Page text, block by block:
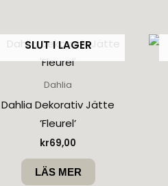
SLUT I LAGER
Dahlia
Dahlia Dekorativ Jätte
’Fleurel’
kr69,00
LÄS MER